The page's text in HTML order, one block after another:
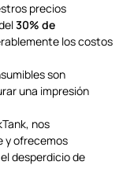
precios
30% de
los costos
son
una impresión
nos
y ofrecemos
desperdicio de